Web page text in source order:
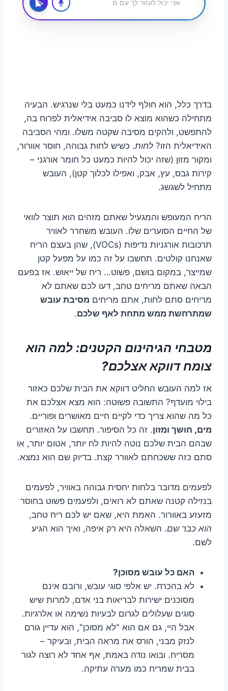
בדרך כלל, הוא חולף לידנו כמעט בלי שנרגיש. הבעיה
מתחילה כשהוא מוצא לו סביבה אידיאלית לפרוח בה,
להתפשט, ולהקים מסיבה שקטה משלו. ומהי הסביבה
האידיאלית הזו? לחות. כשיש לחות גבוהה, חוסר אוורור,
ומקור מזון (שזה יכול להיות כמעט כל חומר אורגני –
קירות גבס, עץ, אבק, ואפילו לכלוך קטן), העובש
מתחיל לשגשג.
הריח המעופש והמגעיל שאתם מזהים הוא תוצר לוואי
של החיים הסוערים שלו. העובש משחרר לאוויר
תרכובות אורגניות נדיפות (VOCs), שהן בעצם הריח
שאנחנו קולטים. תחשבו על זה כמו על מפעל קטן
שמייצר, במקום בושם, פשוט… ריח של ייאוש. אז בפעם
הבאה שאתם מריחים טחב, דעו לכם שאתם לא
מריחים סתם לחות, אתם מריחים מסיבת עובש
שמתרחשת ממש מתחת לאף שלכם.
מטבחי הגיהינום הקטנים: למה הוא
צומח דווקא אצלכם?
אז למה העובש החליט דווקא את הבית שלכם כאזור
בילוי מועדף? התשובה פשוטה: הוא מצא אצלכם את
כל מה שהוא צריך כדי לקיים חיים מאושרים ופוריים.
מים, חושך ומזון. זה כל הסיפור. תחשבו על האזורים
שבהם הבית שלכם נוטה להיות לח יותר, אטום יותר, או
סתם כזה ששכחתם לאוורר קצת. בדיוק שם הוא נמצא.
לפעמים מדובר בלחות יחסית גבוהה באוויר, לפעמים
בנזילה קטנה שאתם לא רואים, ולפעמים פשוט בחוסר
מזעזע באוורור. האמת היא, שאם יש לכם ריח טחב,
הוא כבר שם. השאלה היא רק איפה, ואיך הוא הגיע
לשם.
האם כל עובש מסוכן?
לא בהכרח. יש אלפי סוגי עובש, ורובם אינם
מסוכנים ישירות לבריאות בני אדם, למרות שיש
סוגים שעלולים לגרום לבעיות נשימה או אלרגיות.
אבל היי, גם אם הוא "לא מסוכן", הוא עדיין גורם
לנזק מבני, הורס את מראה הבית, ובעיקר –
מסריח. ובואו נודה באמת, אף אחד לא רוצה לגור
בבית שמריח כמו מערה עתיקה.